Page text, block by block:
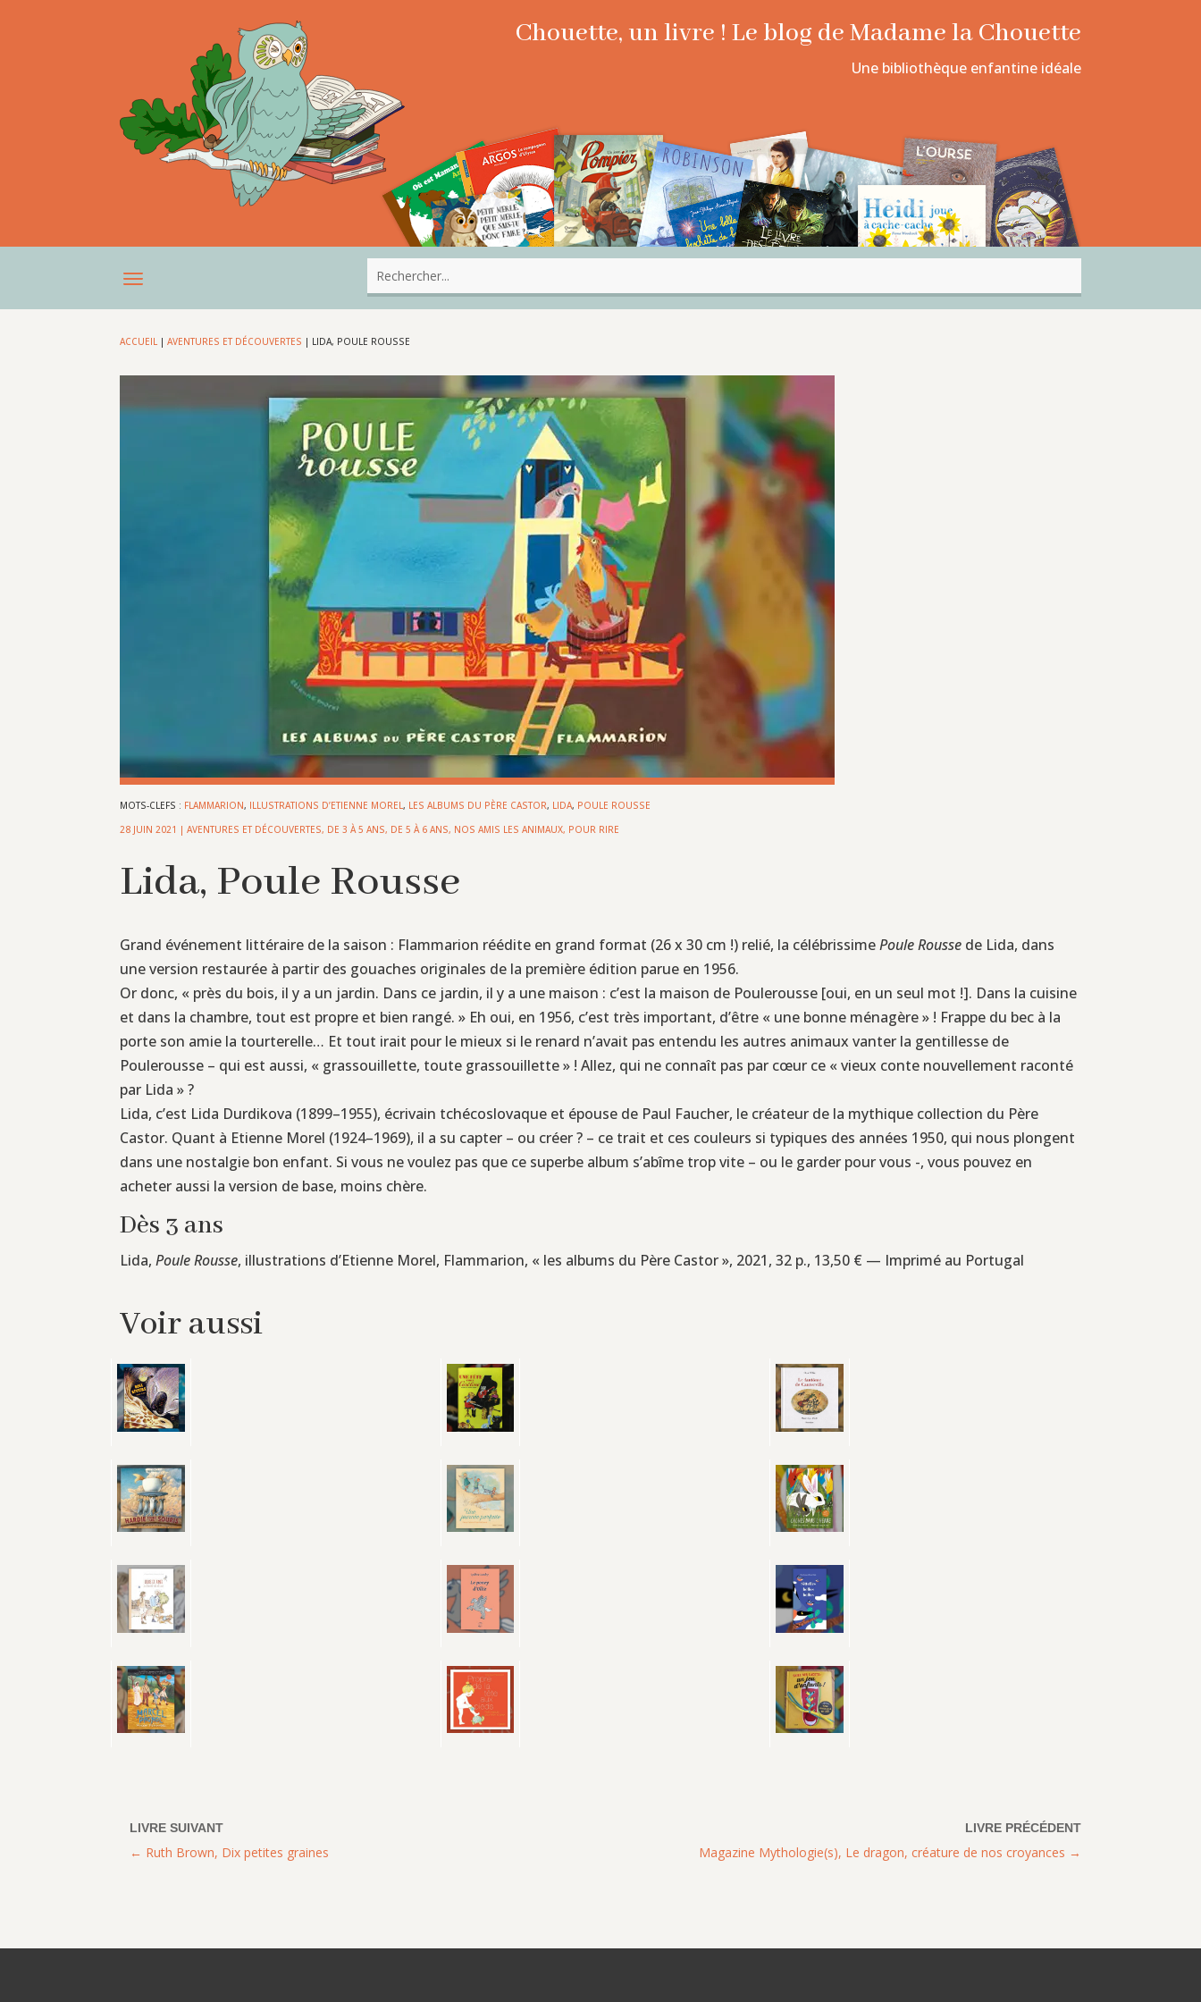
Chouette, un livre ! Le blog de Madame la Chouette
Une bibliothèque enfantine idéale
ACCUEIL |AVENTURES ET DÉCOUVERTES | LIDA, POULE ROUSSE
MOTS-CLEFS : FLAMMARION, ILLUSTRATIONS D’ETIENNE MOREL, LES ALBUMS DU PÈRE CASTOR, LIDA, POULE ROUSSE
28 JUIN 2021 |AVENTURES ET DÉCOUVERTES, DE 3 À 5 ANS, DE 5 À 6 ANS, NOS AMIS LES ANIMAUX, POUR RIRE
Lida, Poule Rousse
Grand événement littéraire de la saison : Flammarion réédite en grand format (26 x 30 cm !) relié, la célébrissimePoule Rousse de Lida, dans
une version restaurée à partir des gouaches originales de la première édition parue en 1956.
Or donc, « près du bois, il y a un jardin. Dans ce jardin, il y a une maison : c’est la maison de Poulerousse [oui, en un seul mot !]. Dans la cuisine
et dans la chambre, tout est propre et bien rangé. » Eh oui, en 1956, c’est très important, d’être « une bonne ménagère » ! Frappe du bec à la
porte son amie la tourterelle… Et tout irait pour le mieux si le renard n’avait pas entendu les autres animaux vanter la gentillesse de
Poulerousse – qui est aussi, « grassouillette, toute grassouillette » ! Allez, qui ne connaît pas par cœur ce « vieux conte nouvellement raconté
par Lida » ?
Lida, c’est Lida Durdikova (1899–1955), écrivain tchécoslovaque et épouse de Paul Faucher, le créateur de la mythique collection du Père
Castor. Quant à Etienne Morel (1924–1969), il a su capter – ou créer ? – ce trait et ces couleurs si typiques des années 1950, qui nous plongent
dans une nostalgie bon enfant. Si vous ne voulez pas que ce superbe album s’abîme trop vite – ou le garder pour vous -, vous pouvez en
acheter aussi la version de base, moins chère.
Dès 3 ans
Lida,Poule Rousse, illustrations d’Etienne Morel, Flammarion, « les albums du Père Castor », 2021, 32 p., 13,50 € — Imprimé au Portugal
Voir aussi
Magazine Mythologie(s), Le dragon, créature de nos croyances
Ruth Brown, Dix petites graines